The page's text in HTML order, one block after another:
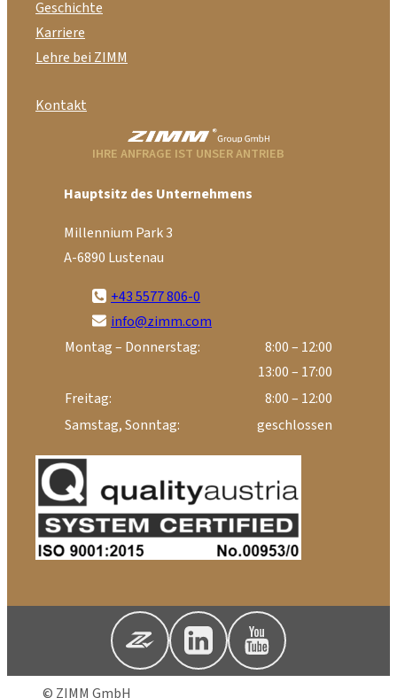
Geschichte
Karriere
Lehre bei ZIMM
Kontakt
IHRE ANFRAGE IST UNSER ANTRIEB
Hauptsitz des Unternehmens
Millennium Park 3
A-6890 Lustenau
+43 5577 806-0
info@zimm.com
Montag – Donnerstag:
8:00 – 12:00
13:00 – 17:00
Freitag:
8:00 – 12:00
Samstag, Sonntag:
geschlossen
© ZIMM GmbH